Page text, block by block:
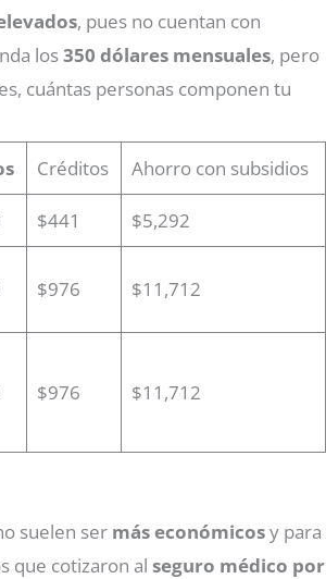
, pues no cuentan con
los350 dólares mensuales, pero
cuántas personas componen tu
Créditos Ahorro con subsidios
$441 $5,292
$976 $11,712
$976 $11,712
suelen ser más económicosy para
que cotizaron al seguro médico por